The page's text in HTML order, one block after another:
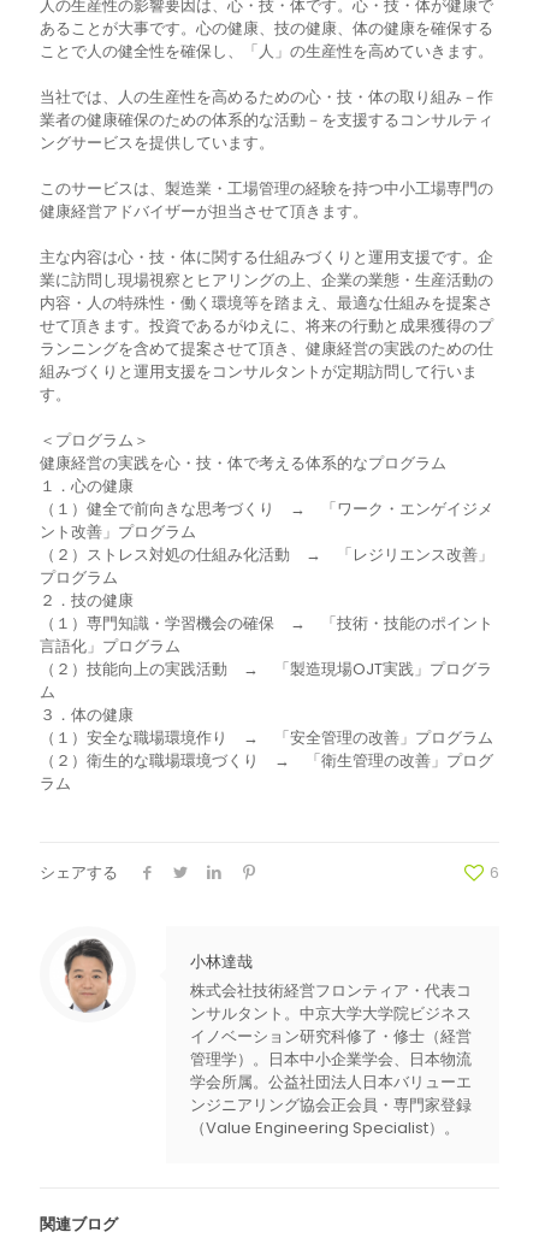
人の生産性の影響要因は、心・技・体です。心・技・体が健康で
あることが大事です。心の健康、技の健康、体の健康を確保する
ことで人の健全性を確保し、「人」の生産性を高めていきます。
当社では、人の生産性を高めるための心・技・体の取り組み－作
業者の健康確保のための体系的な活動－を支援するコンサルティ
ングサービスを提供しています。
このサービスは、製造業・工場管理の経験を持つ中小工場専門の
健康経営アドバイザーが担当させて頂きます。
主な内容は心・技・体に関する仕組みづくりと運用支援です。企
業に訪問し現場視察とヒアリングの上、企業の業態・生産活動の
内容・人の特殊性・働く環境等を踏まえ、最適な仕組みを提案さ
せて頂きます。投資であるがゆえに、将来の行動と成果獲得のプ
ランニングを含めて提案させて頂き、健康経営の実践のための仕
組みづくりと運用支援をコンサルタントが定期訪問して行いま
す。
＜プログラム＞
健康経営の実践を心・技・体で考える体系的なプログラム
１．心の健康
（１）健全で前向きな思考づくり → 「ワーク・エンゲイジメ
ント改善」プログラム
（２）ストレス対処の仕組み化活動 → 「レジリエンス改善」
プログラム
２．技の健康
（１）専門知識・学習機会の確保 → 「技術・技能のポイント
言語化」プログラム
（２）技能向上の実践活動 → 「製造現場OJT実践」プログラ
ム
３．体の健康
（１）安全な職場環境作り → 「安全管理の改善」プログラム
（２）衛生的な職場環境づくり → 「衛生管理の改善」プログ
ラム
シェアする 6
小林達哉
株式会社技術経営フロンティア・代表コ
ンサルタント。中京大学大学院ビジネス
イノベーション研究科修了・修士（経営
管理学）。日本中小企業学会、日本物流
学会所属。公益社団法人日本バリューエ
ンジニアリング協会正会員・専門家登録
（Value Engineering Specialist）。
関連ブログ